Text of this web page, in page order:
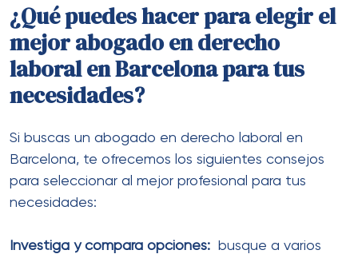
¿Qué puedes hacer para elegir el
mejor abogado en derecho
laboral en Barcelona para tus
necesidades?
Si buscas un abogado en derecho laboral en
Barcelona, te ofrecemos los siguientes consejos
para seleccionar al mejor profesional para tus
necesidades:
Investiga y compara opciones:
busque a varios